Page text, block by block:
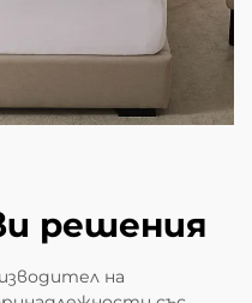
решения
на